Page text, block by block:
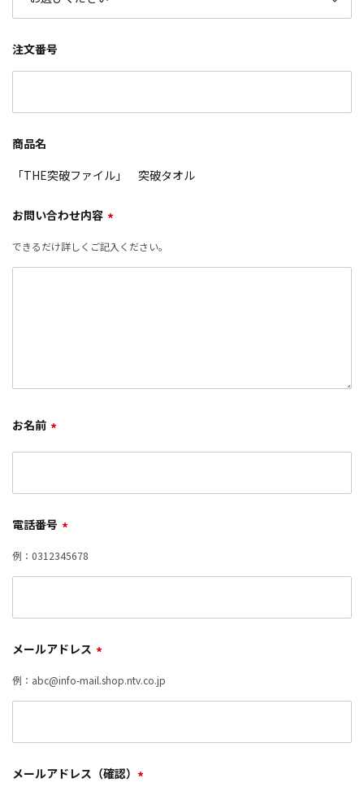
注文番号
商品名
「THE突破ファイル」 突破タオル
お問い合わせ内容 *
できるだけ詳しくご記入ください。
お名前 *
電話番号 *
例：0312345678
メールアドレス *
例：abc@info-mail.shop.ntv.co.jp
メールアドレス（確認） *